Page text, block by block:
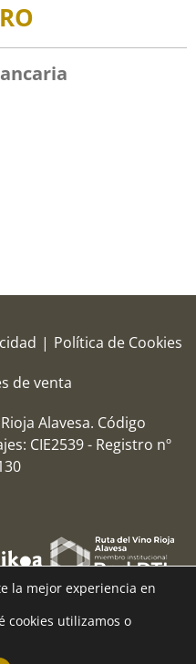
| Política de Cookies
de venta
Alavesa. Código
CIE2539 - Registro nº
la mejor experiencia en
cookies utilizamos o